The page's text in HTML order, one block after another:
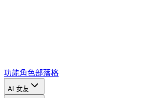
功能角色部落格
AI 女友